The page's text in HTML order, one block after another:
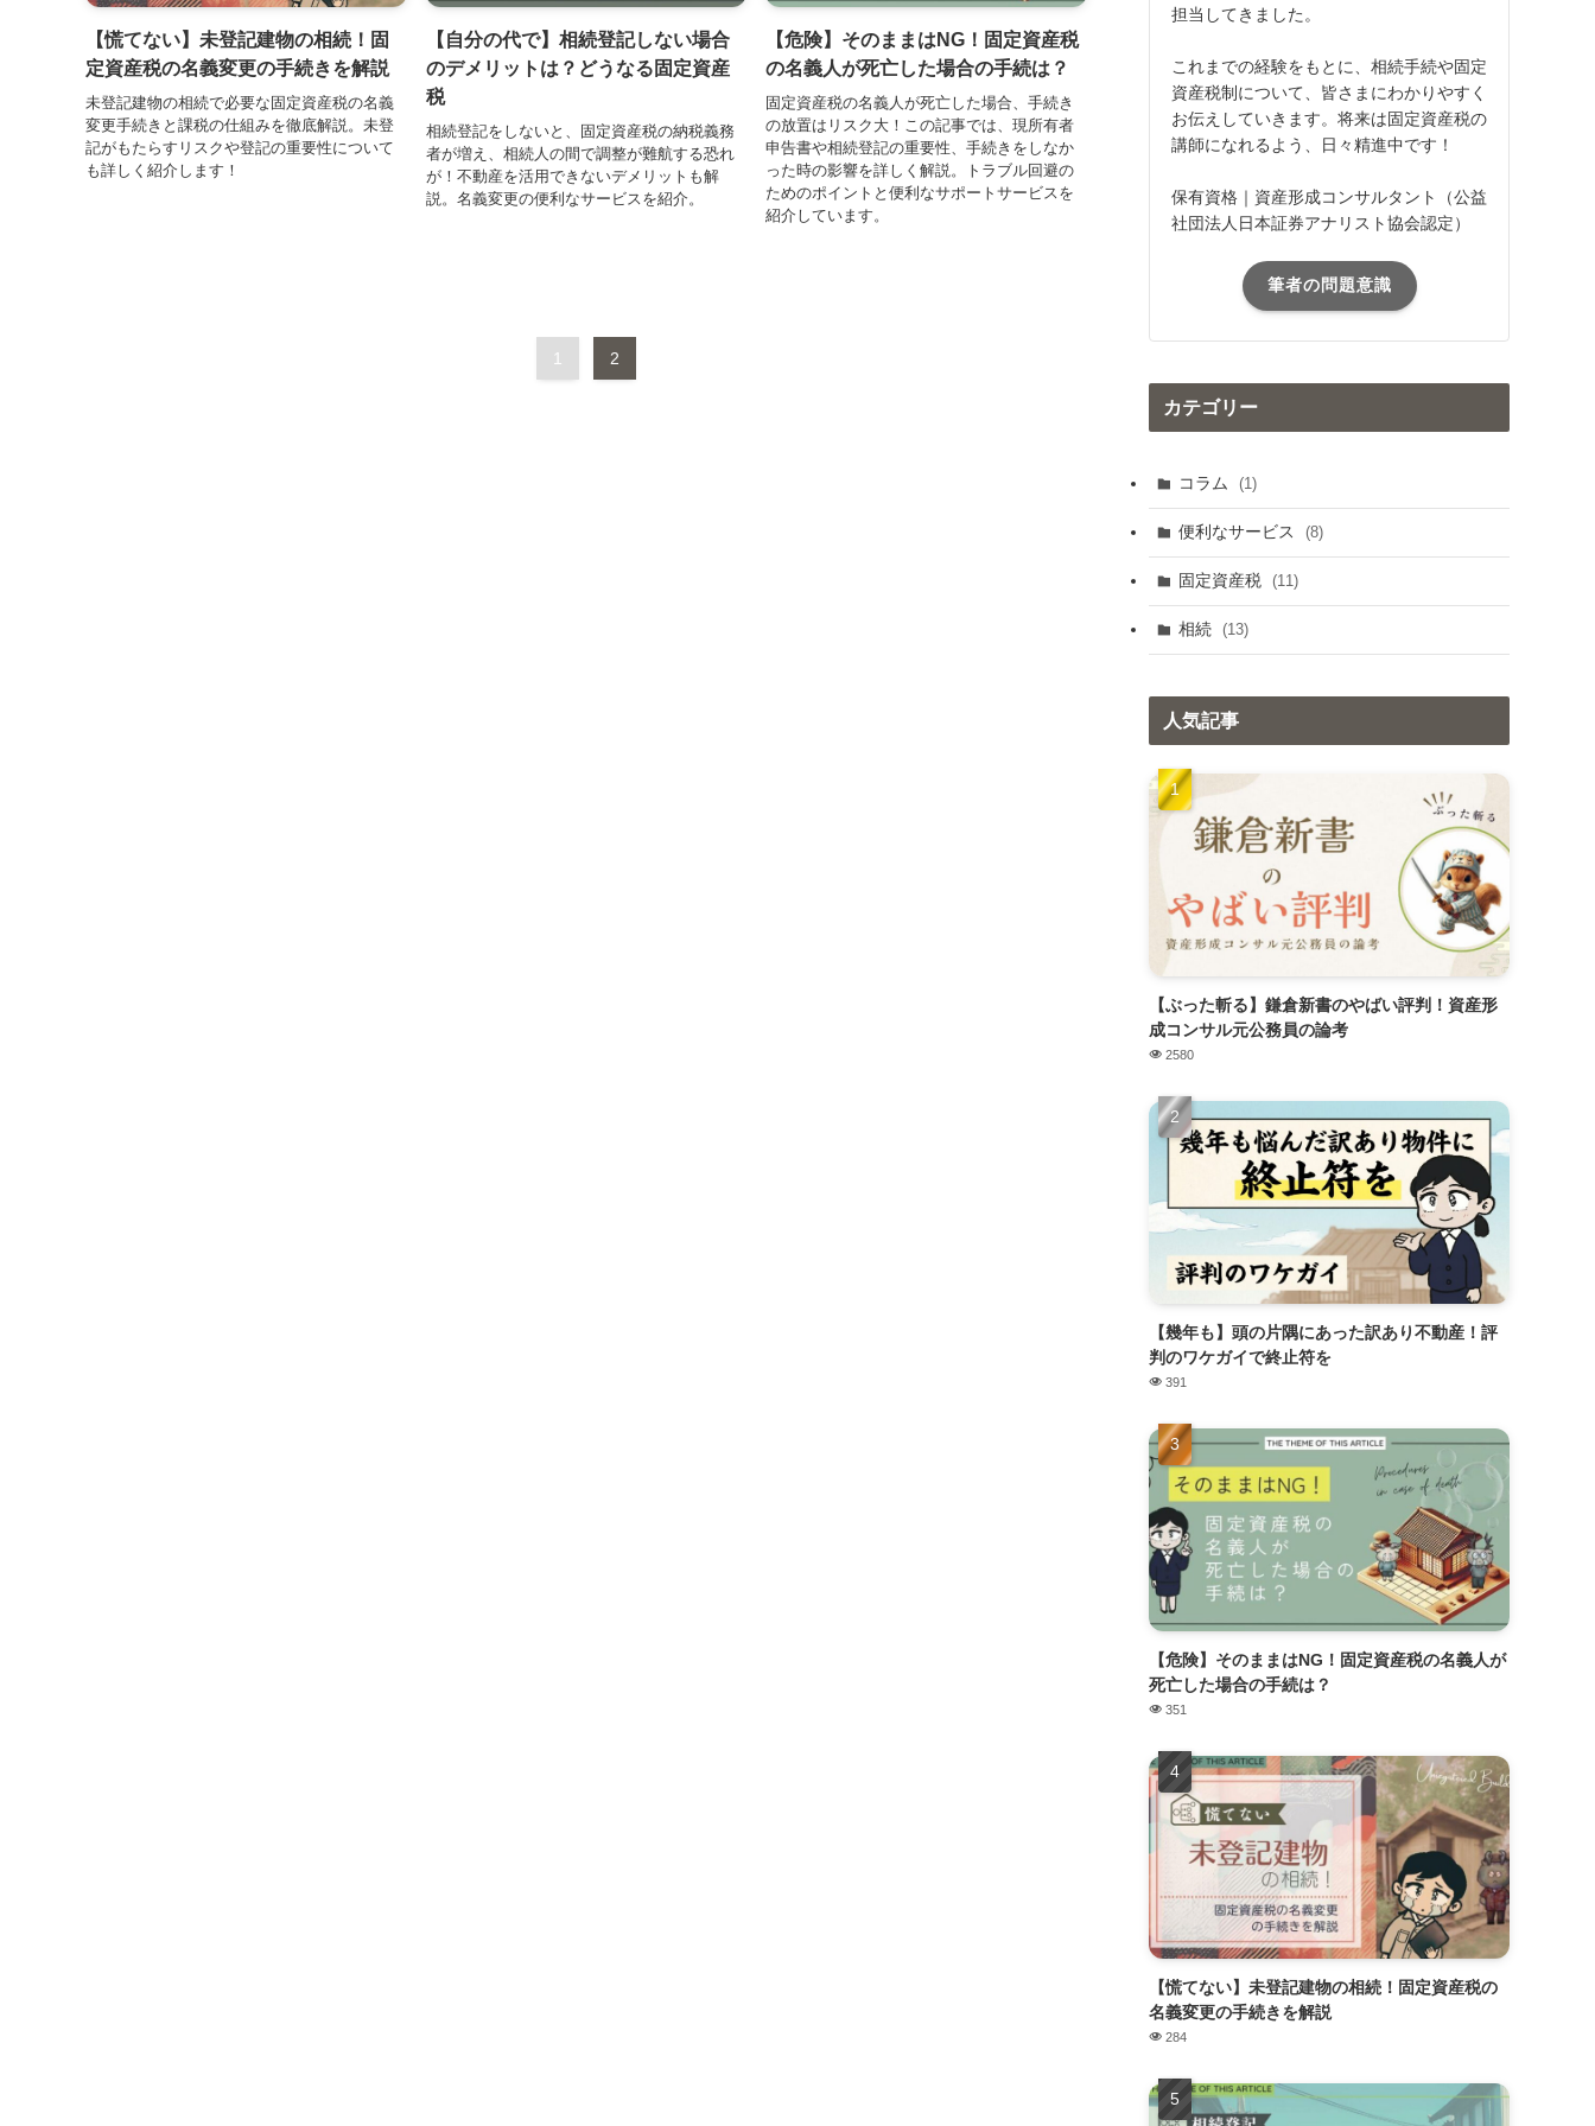
【慌てない】未登記建物の相続！固
定資産税の名義変更の手続きを解説
未登記建物の相続で必要な固定資産税の名義
変更手続きと課税の仕組みを徹底解説。未登
記がもたらすリスクや登記の重要性について
も詳しく紹介します！
【自分の代で】相続登記しない場合
のデメリットは？どうなる固定資産
税
相続登記をしないと、固定資産税の納税義務
者が増え、相続人の間で調整が難航する恐れ
が！不動産を活用できないデメリットも解
説。名義変更の便利なサービスを紹介。
【危険】そのままはNG！固定資産税
の名義人が死亡した場合の手続は？
固定資産税の名義人が死亡した場合、手続き
の放置はリスク大！この記事では、現所有者
申告書や相続登記の重要性、手続きをしなか
った時の影響を詳しく解説。トラブル回避の
ためのポイントと便利なサポートサービスを
紹介しています。
1 2
担当してきました。
これまでの経験をもとに、相続手続や固定
資産税制について、皆さまにわかりやすく
お伝えしていきます。将来は固定資産税の
講師になれるよう、日々精進中です！
保有資格｜資産形成コンサルタント（公益
社団法人日本証券アナリスト協会認定）
筆者の問題意識
カテゴリー
コラム (1)
便利なサービス (8)
固定資産税 (11)
相続 (13)
人気記事
【ぶった斬る】鎌倉新書のやばい評判！資産形
成コンサル元公務員の論考
2580
【幾年も】頭の片隅にあった訳あり不動産！評
判のワケガイで終止符を
391
【危険】そのままはNG！固定資産税の名義人が
死亡した場合の手続は？
351
【慌てない】未登記建物の相続！固定資産税の
名義変更の手続きを解説
284